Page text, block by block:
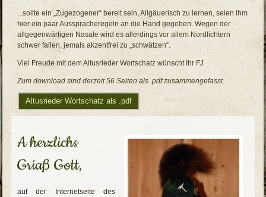
...sollte ein „Zugezogener“ bereit sein, Allgäuerisch zu lernen, seien ihm
hier ein paar Ausspracheregeln an die Hand gegeben. Wegen der
allgegenwärtigen Nasale wird es allerdings vor allem Nordlichtern
schwer fallen, jemals akzentfrei zu „schwätzen“.
Viel Freude mit dem Altusrieder Wortschatz wünscht Ihr FJ
Zum download sind derzeit 56 Seiten als .pdf zusammengefasst.
Altusrieder Wortschatz als .pdf
A herzlichs
Griaß Gott,
auf der Internetseite des